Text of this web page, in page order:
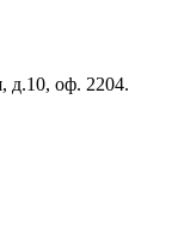
д.10, оф. 2204.